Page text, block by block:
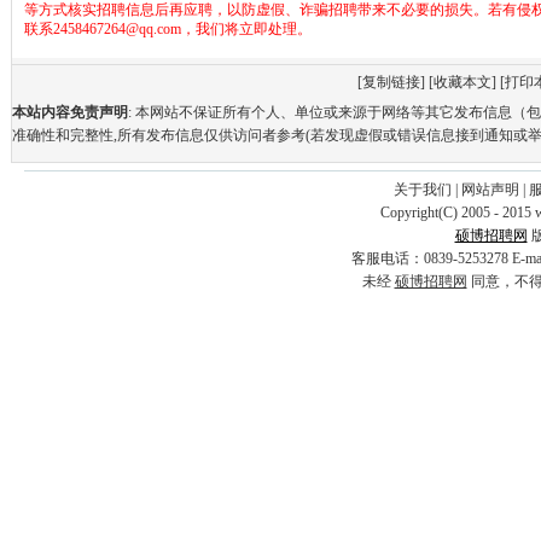
等方式核实招聘信息后再应聘，以防虚假、诈骗招聘带来不必要的损失。若有侵
联系2458467264@qq.com，我们将立即处理。
[复制链接] [收藏本文] [打印
本站内容免责声明 : 本网站不保证所有个人、单位或来源于网络等其它发布信息（
准确性和完整性,所有发布信息仅供访问者参考(若发现虚假或错误信息接到通知或
关于我们 网站声明
Copyright(C) 2005 - 2015
硕博招聘网
客服电话：0839-5253278 E-
未经 硕博招聘网 同意，不